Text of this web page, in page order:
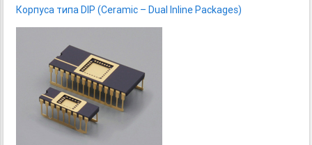
Корпуса типа DIP (Ceramic – Dual Inline Packages)